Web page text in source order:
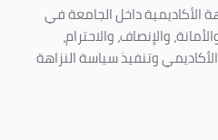
الأكاديمية داخل الجامعة في
والإنصاف، والاحترام،
وتنفيذ سياسة النزاهة